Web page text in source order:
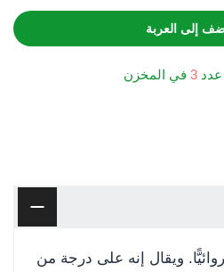
إلى العربة
3 في المخزن
ويقال إنه على درجة من